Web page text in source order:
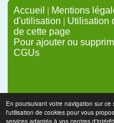
En poursuivant votre navigation sur ce
l'utilisation de cookies pour vous
services adaptés à vos centres
Accueil | Mentions
d'utilisation | Utilisation
de cette page
Pour ajouter ou
CGUs